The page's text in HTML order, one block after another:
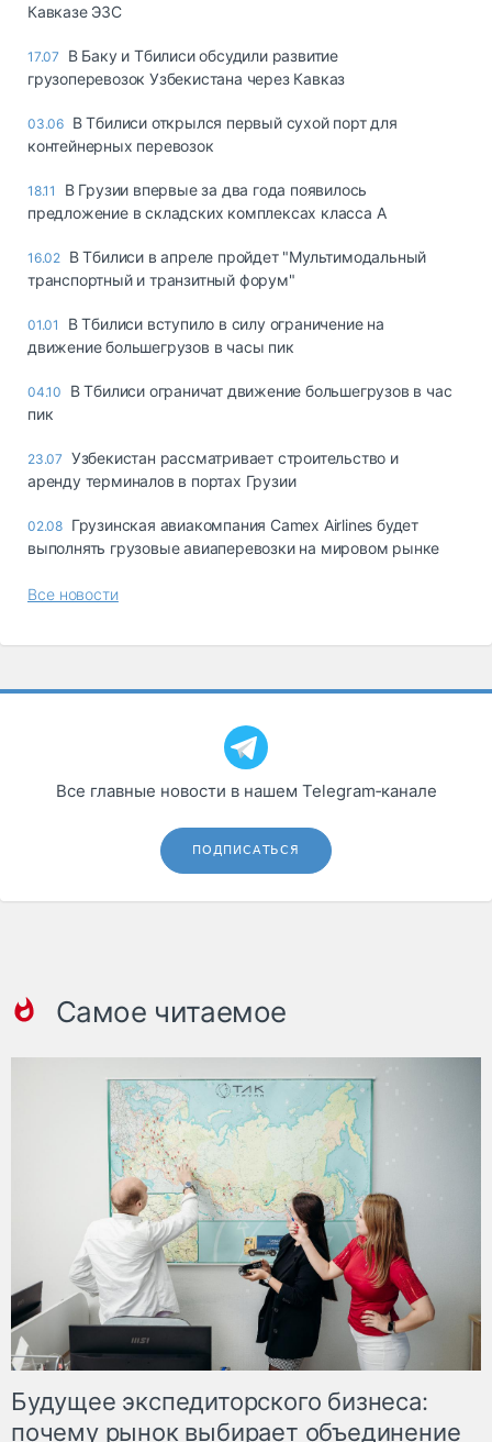
Кавказе ЭЗС
17.07
В Баку и Тбилиси обсудили развитие
грузоперевозок Узбекистана через Кавказ
03.06 В Тбилиси открылся первый сухой порт для
контейнерных перевозок
18.11
В Грузии впервые за два года появилось
предложение в складских комплексах класса A
16.02 В Тбилиси в апреле пройдет "Мультимодальный
транспортный и транзитный форум"
01.01
В Тбилиси вступило в силу ограничение на
движение большегрузов в часы пик
04.10
В Тбилиси ограничат движение большегрузов в час
пик
23.07 Узбекистан рассматривает строительство и
аренду терминалов в портах Грузии
02.08 Грузинская авиакомпания Camex Airlines будет
выполнять грузовые авиаперевозки на мировом рынке
Все новости
Все главные новости в нашем Telegram‑канале
ПОДПИСАТЬСЯ
Самое читаемое
Будущее экспедиторского бизнеса:
почему рынок выбирает объединение